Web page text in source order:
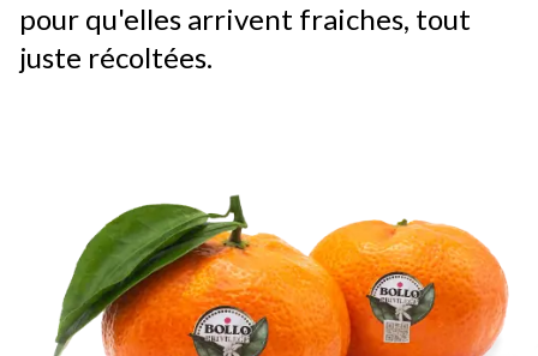
pour qu'elles arrivent fraiches, tout
juste récoltées.